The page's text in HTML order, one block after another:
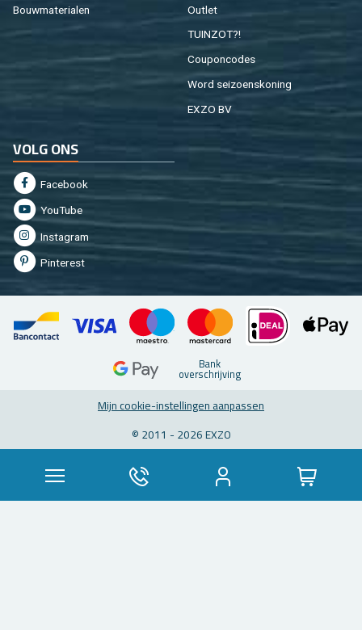
Bouw­ma­te­ri­a­len
Out­let
TUIN­ZOT?!
Cou­pon­co­des
Word sei­zoens­ko­ning
EXZO BV
VOLG ONS
Fa­cebook
You­Tu­be
In­st­agram
Pin­te­rest
Bank
over­schrij­ving
Mijn coo­kie-in­stel­lin­gen aan­pas­sen
© 2011 - 2026 EXZO